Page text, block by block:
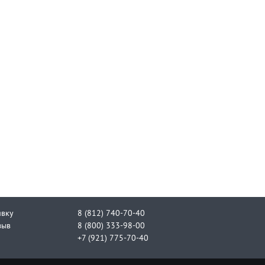
8 (812) 740-70-40
8 (800) 333-98-00
+7 (921) 775-70-40